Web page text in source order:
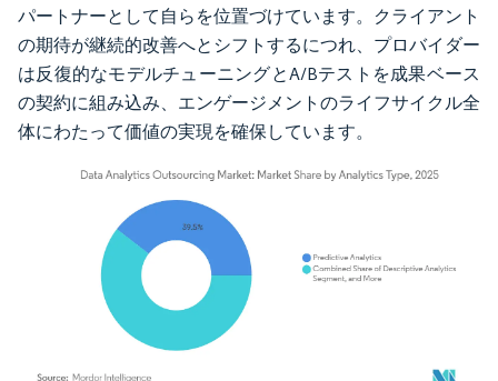
パートナーとして自らを位置づけています。クライアント
の期待が継続的改善へとシフトするにつれ、プロバイダー
は反復的なモデルチューニングとA/Bテストを成果ベース
の契約に組み込み、エンゲージメントのライフサイクル全
体にわたって価値の実現を確保しています。